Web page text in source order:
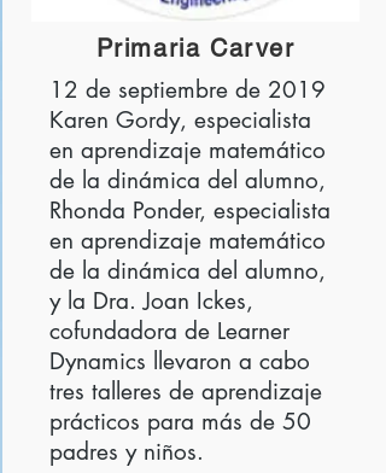
Primaria Carver
12 de septiembre de 2019
Karen Gordy, especialista
en aprendizaje matemático
de la dinámica del alumno,
Rhonda Ponder, especialista
en aprendizaje matemático
de la dinámica del alumno,
y la Dra. Joan Ickes,
cofundadora de Learner
Dynamics llevaron a cabo
tres talleres de aprendizaje
prácticos para más de 50
padres y niños.